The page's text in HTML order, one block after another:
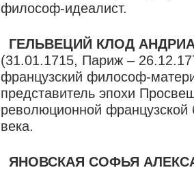
философ-идеалист.
ГЕЛЬВЕЦИЙ КЛОД
(31.01.1715, Париж –
французский философ-
представитель эпохи
революционной французской
века.
ЯНОВСКАЯ СОФЬЯ